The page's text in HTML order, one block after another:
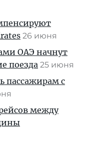
26 июня
ОАЭ начнут
поезда 25 июня
пассажирам с
между